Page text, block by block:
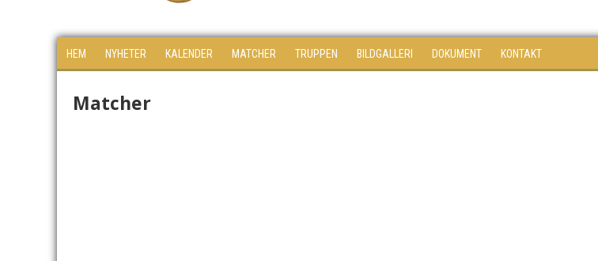
HEM NYHETER KALENDER MATCHER TRUPPEN BILDGALLERI DOKUMENT KONTAKT
Matcher